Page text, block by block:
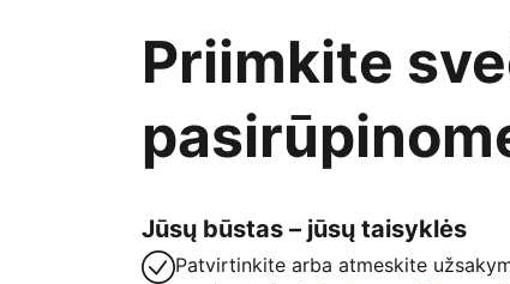
Priimkite
Jūsų būstas – jūsų taisyklės
Patvirtinkite arba atmeskite